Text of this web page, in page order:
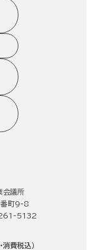
会議所
町9-8
5132
費税込）